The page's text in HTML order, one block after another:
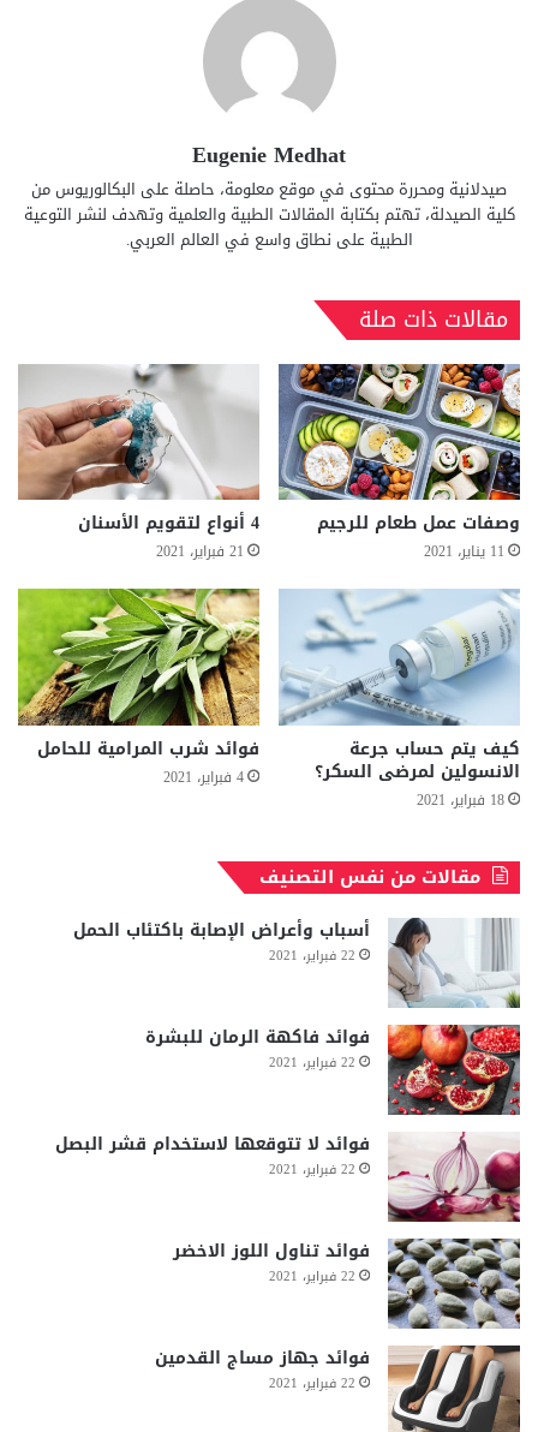
Eugenie Medhat
صيدلانية ومحررة محتوى في موقع معلومة، حاصلة على البكالوريوس من
كلية الصيدلة، تهتم بكتابة المقالات الطبية والعلمية وتهدف لنشر التوعية
الطبية على نطاق واسع في العالم العربي.
مقالات ذات صلة
وصفات عمل طعام للرجيم
11 يناير، 2021
4 أنواع لتقويم الأسنان
21 فبراير، 2021
كيف يتم حساب جرعة
الانسولين لمرضى السكر؟
18 فبراير، 2021
فوائد شرب المرامية للحامل
4 فبراير، 2021
مقالات من نفس التصنيف
أسباب وأعراض الإصابة باكتئاب الحمل
22 فبراير، 2021
فوائد فاكهة الرمان للبشرة
22 فبراير، 2021
فوائد لا تتوقعها لاستخدام قشر البصل
22 فبراير، 2021
فوائد تناول اللوز الاخضر
22 فبراير، 2021
فوائد جهاز مساج القدمين
22 فبراير، 2021